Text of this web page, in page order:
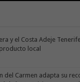
y el Costa Adeje
local
del Carmen adapta su